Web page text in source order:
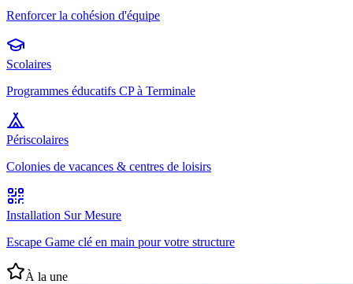
Renforcer la cohésion d'équipe
Scolaires
Programmes éducatifs CP à Terminale
Périscolaires
Colonies de vacances & centres de loisirs
Installation Sur Mesure
Escape Game clé en main pour votre structure
À la une